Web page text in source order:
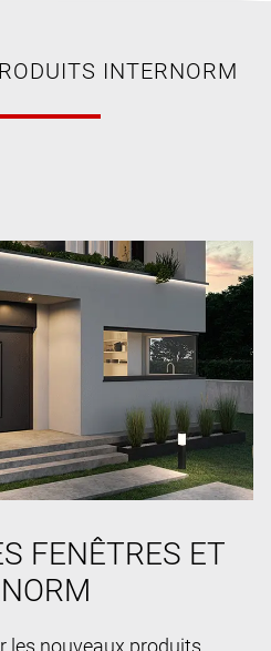
INTERNORM
FENÊTRES ET
les nouveaux produits